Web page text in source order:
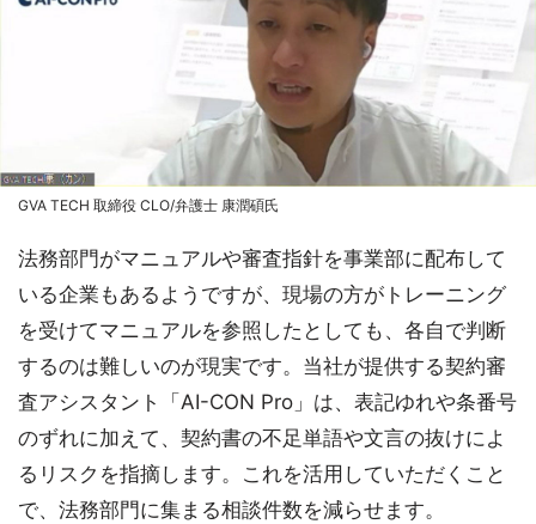
GVA TECH 取締役 CLO/弁護士 康潤碩氏
法務部門がマニュアルや審査指針を事業部に配布して
いる企業もあるようですが、現場の方がトレーニング
を受けてマニュアルを参照したとしても、各自で判断
するのは難しいのが現実です。当社が提供する契約審
査アシスタント「AI-CON Pro」は、表記ゆれや条番号
のずれに加えて、契約書の不足単語や文言の抜けによ
るリスクを指摘します。これを活用していただくこと
で、法務部門に集まる相談件数を減らせます。